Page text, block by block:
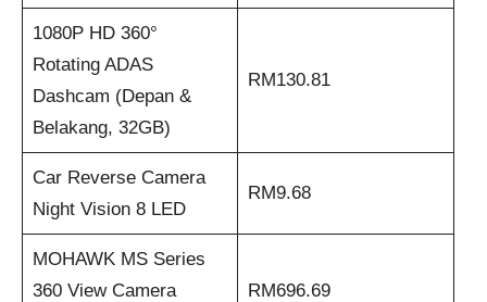
1080P HD 360°
Rotating ADAS
Dashcam (Depan &
Belakang, 32GB)
RM130.81
Car Reverse Camera
Night Vision 8 LED
RM9.68
MOHAWK MS Series
360 View Camera
RM696.69